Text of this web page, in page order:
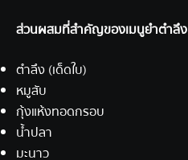
ส่วนผสมที่สำคัญของเมนูยำตำลึง
ตำลึง (เด็ดใบ)
หมูสับ
กุ้งแห้งทอดกรอบ
น้ำปลา
มะนาว